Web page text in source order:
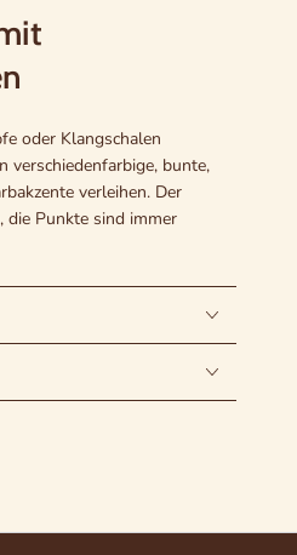
oder Klangschalen
verschiedenfarbige, bunte,
verleihen. Der
die Punkte sind immer
und daher für den
geeignet. So sind